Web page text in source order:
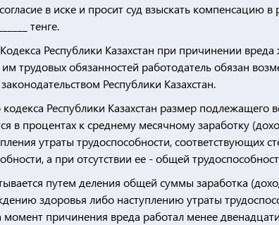
в иске и просит суд взыскать компенсацию в
тенге.
Республики Казахстан при причинении
трудовых обязанностей работодатель обязан
Республики Казахстан.
кодекса Республики Казахстан размер
в процентах к среднему месячному заработку
утраты трудоспособности, соответствующих
а при отсутствии ее - общей
путем деления общей суммы заработка
здоровья либо наступлению утраты
момент причинения вреда работал менее